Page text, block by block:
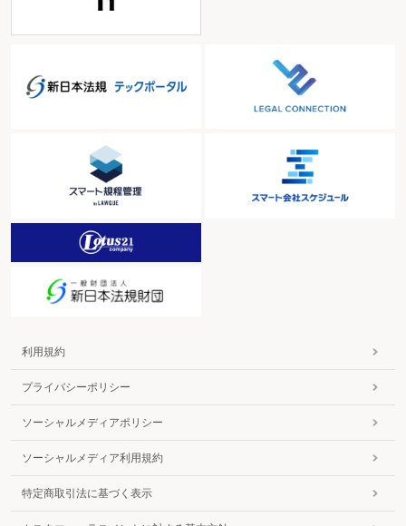
利用規約
プライバシーポリシー
ソーシャルメディアポリシー
ソーシャルメディア利用規約
特定商取引法に基づく表示